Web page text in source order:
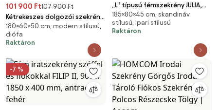
101 900 Ft107 900 Ft
Kétrekeszes dolgozói szekrény,
antracit, dió, 600x1800x500
mm: KACPER II Eco Design
180×60×50 cm, modern stílusú,
diófa
Raktáron
„L” típusú fémszekrény JULIA,
800 x 1850 x 450 mm, antracit
185×80×45 cm, skandináv
stílusú, ipari stílusú
Raktáron
-7 %